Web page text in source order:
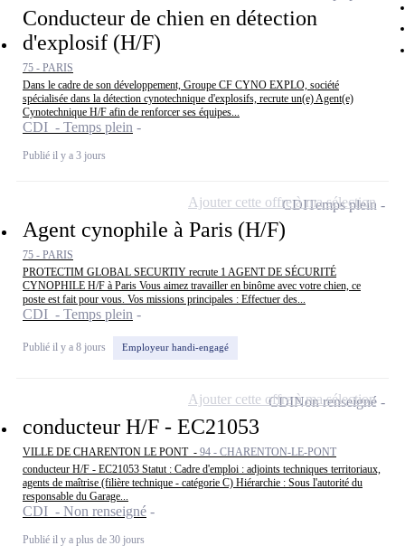
Conducteur de chien en détection
d'explosif (H/F)
75 - PARIS
Dans le cadre de son développement, Groupe CF CYNO EXPLO, société
spécialisée dans la détection cynotechnique d'explosifs, recrute un(e) Agent(e)
Cynotechnique H/F afin de renforcer ses équipes...
CDI - Temps plein
Publié il y a 3 jours
Agent cynophile à Paris (H/F)
75 - PARIS
PROTECTIM GLOBAL SECURTIY recrute 1 AGENT DE SÉCURITÉ
CYNOPHILE H/F à Paris Vous aimez travailler en binôme avec votre chien, ce
poste est fait pour vous. Vos missions principales : Effectuer des...
CDI - Temps plein
Publié il y a 8 jours Employeur handi-engagé
CDITemps plein
Ajouter cette offre à ma sélection
conducteur H/F - EC21053
VILLE DE CHARENTON LE PONT - 94 - CHARENTON-LE-PONT
conducteur H/F - EC21053 Statut : Cadre d'emploi : adjoints techniques territoriaux,
agents de maîtrise (filière technique - catégorie C) Hiérarchie : Sous l'autorité du
responsable du Garage...
CDI - Non renseigné
Publié il y a plus de 30 jours
CDINon renseigné
Ajouter cette offre à ma sélection